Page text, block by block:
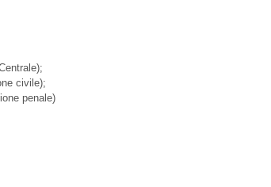
civile);
penale)